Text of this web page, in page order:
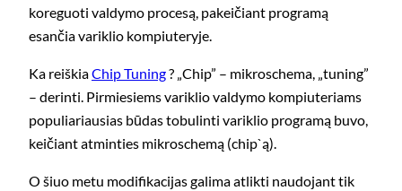
koreguoti valdymo procesą, pakeičiant programą
esančia variklio kompiuteryje.
Ka reiškiaChip Tuning? „Chip” – mikroschema, „tuning”
– derinti. Pirmiesiems variklio valdymo kompiuteriams
populiariausias būdas tobulinti variklio programą buvo,
keičiant atminties mikroschemą (chip`ą).
O šiuo metu modifikacijas galima atlikti naudojant tik